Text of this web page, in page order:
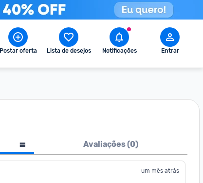
Postar oferta Lista de desejos Notificações Entrar
Avaliações (0)
um mês atrás